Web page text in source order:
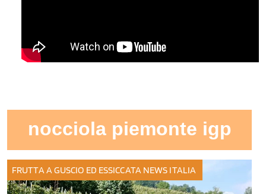
nocciola piemonte igp
FRUTTA A GUSCIO ED ESSICCATA NEWS ITALIA